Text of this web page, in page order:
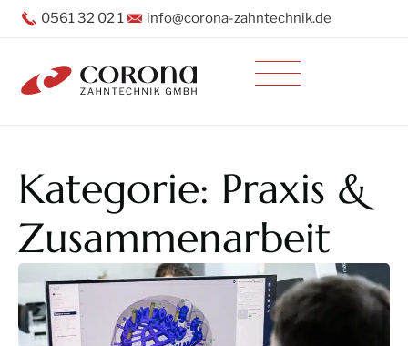
Inhalt Direkt
Direkt
zum
0561 32 02 1 info@corona-zahntechnik.de
Kategorie: Praxis &
Zusammenarbeit